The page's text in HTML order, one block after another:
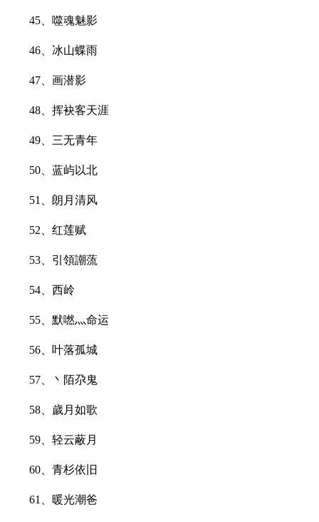
45、噬魂魅影
46、冰山蝶雨
47、画潜影
48、挥袂客天涯
49、三无青年
50、蓝屿以北
51、朗月清风
52、红莲赋
53、引領謿蓅
54、西岭
55、默嘫灬命运
56、叶落孤城
57、丶陌尕鬼
58、歲月如歌
59、轻云蔽月
60、青杉依旧
61、暖光潮爸